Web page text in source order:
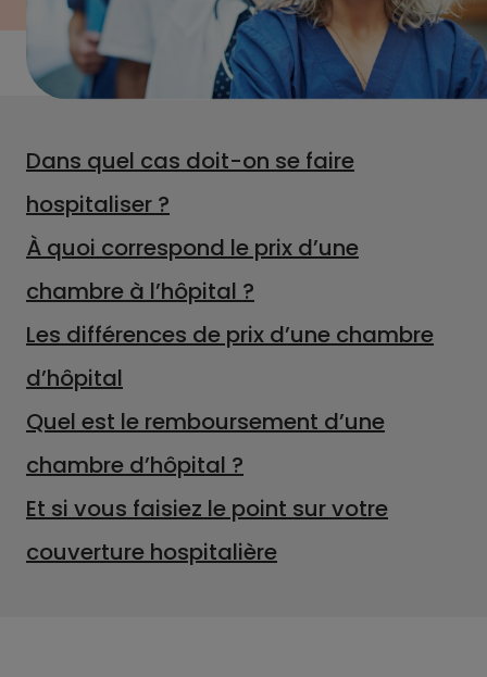
Dans quel cas doit-on se faire
hospitaliser ?
À quoi correspond le prix d’une
chambre à l’hôpital ?
Les différences de prix d’une chambre
d’hôpital
Quel est le remboursement d’une
chambre d’hôpital ?
Et si vous faisiez le point sur votre
couverture hospitalière